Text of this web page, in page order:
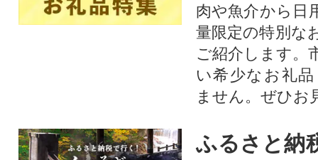
肉や魚介から日
量限定の特別な
ご紹介します。
い希少なお礼
ません。ぜひお
ふるさと納